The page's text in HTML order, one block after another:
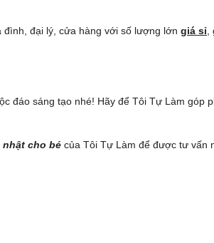
đình, đại lý, cửa hàng với số lượng lớn giá sỉ
đáo sáng tạo nhé! Hãy để Tôi Tự Làm góp
cho bé của Tôi Tự Làm để được tư vấn